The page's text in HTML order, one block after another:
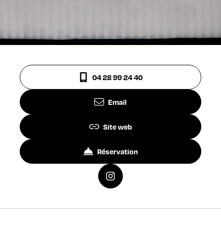
04 28 99 24 40
Email
Site web
Réservation